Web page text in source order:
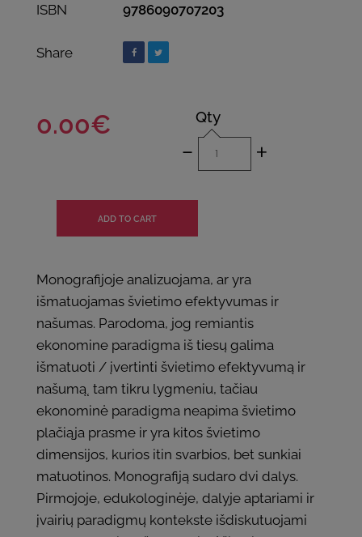
ISBN 9786090707203
Share
0.00€ Qty
- +
Monografijoje analizuojama, ar yra
išmatuojamas švietimo efektyvumas ir
našumas. Parodoma, jog remiantis
ekonomine paradigma iš tiesų galima
išmatuoti / įvertinti švietimo efektyvumą ir
našumą˛ tam tikru lygmeniu, tačiau
ekonominė paradigma neapima švietimo
plačiąja prasme ir yra kitos švietimo
dimensijos, kurios itin svarbios, bet sunkiai
matuotinos. Monografiją sudaro dvi dalys.
Pirmojoje, edukologinėje, dalyje aptariami ir
įvairių paradigmų kontekste išdiskutuojami